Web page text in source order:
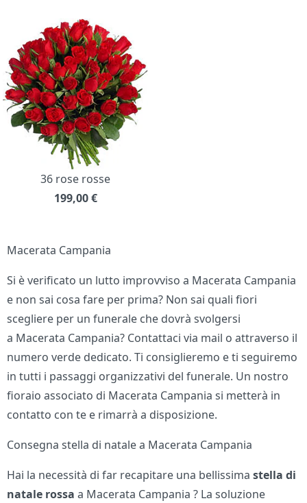
36 rose rosse
199,00 €
Macerata Campania
Si è verificato un lutto improvviso a Macerata Campania
e non sai cosa fare per prima? Non sai quali fiori
scegliere per un funerale che dovrà svolgersi
a Macerata Campania? Contattaci via mail o attraverso il
numero verde dedicato. Ti consiglieremo e ti seguiremo
in tutti i passaggi organizzativi del funerale. Un nostro
fioraio associato di Macerata Campania si metterà in
contatto con te e rimarrà a disposizione.
Consegna stella di natale a Macerata Campania
Hai la necessità di far recapitare una bellissimastella di
natale rossa a Macerata Campania ? La soluzione